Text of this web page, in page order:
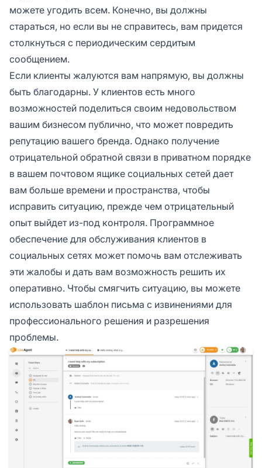
можете угодить всем. Конечно, вы должны
стараться, но если вы не справитесь, вам придется
столкнуться с периодическим сердитым
сообщением.
Если клиенты жалуются вам напрямую, вы должны
быть благодарны. У клиентов есть много
возможностей поделиться своим недовольством
вашим бизнесом публично, что может повредить
репутацию вашего бренда. Однако получение
отрицательной обратной связи в приватном порядке
в вашем почтовом ящике социальных сетей дает
вам больше времени и пространства, чтобы
исправить ситуацию, прежде чем отрицательный
опыт выйдет из-под контроля. Программное
обеспечение для обслуживания клиентов в
социальных сетях может помочь вам отслеживать
эти жалобы и дать вам возможность решить их
оперативно. Чтобы смягчить ситуацию, вы можете
использовать шаблон письма с извинениями для
профессионального решения и разрешения
проблемы.